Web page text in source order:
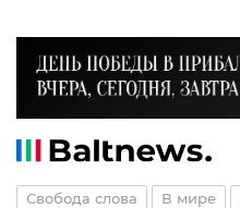
Свобода слова В мире